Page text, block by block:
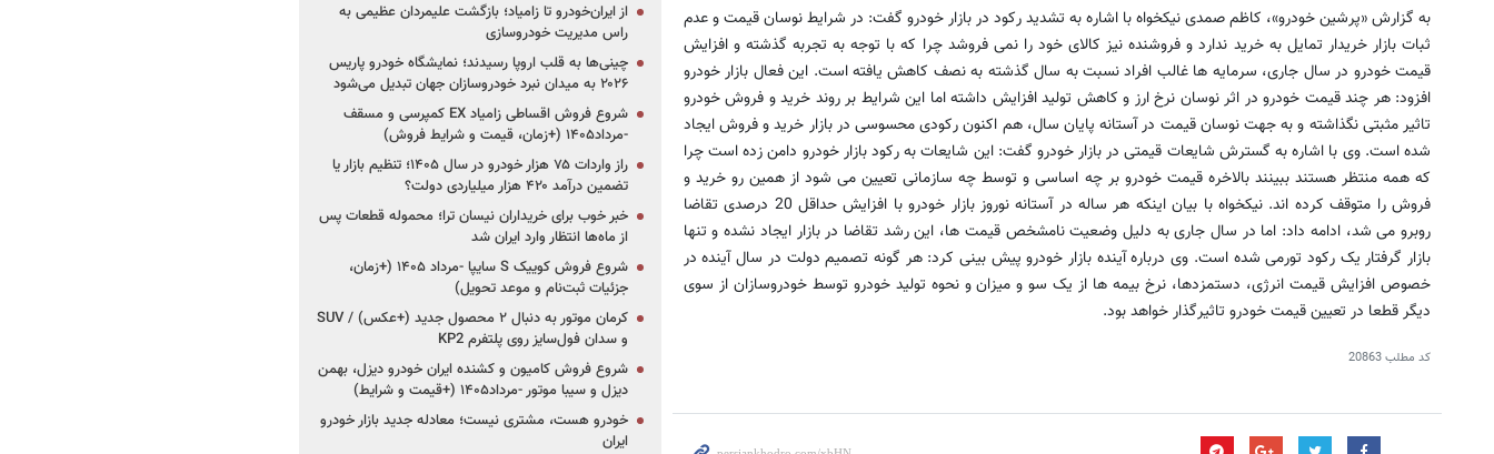
به گزارش «پرشین خودرو»، کاظم صمدی نیکخواه با اشاره به تشدید رکود در بازار خودرو گفت: در شرایط نوسان قیمت و عدم
ثبات بازار خریدار تمایل به خرید ندارد و فروشنده نیز کالای خود را نمی فروشد چرا که با توجه به تجربه گذشته و افزایش
قیمت خودرو در سال جاری، سرمایه ها غالب افراد نسبت به سال گذشته به نصف کاهش یافته است. این فعال بازار خودرو
افزود: هر چند قیمت خودرو در اثر نوسان نرخ ارز و کاهش تولید افزایش داشته اما این شرایط بر روند خرید و فروش خودرو
تاثیر مثبتی نگذاشته و به جهت نوسان قیمت در آستانه پایان سال، هم اکنون رکودی محسوسی در بازار خرید و فروش ایجاد
شده است. وی با اشاره به گسترش شایعات قیمتی در بازار خودرو گفت: این شایعات به رکود بازار خودرو دامن زده است چرا
که همه منتظر هستند ببینند بالاخره قیمت خودرو بر چه اساسی و توسط چه سازمانی تعیین می شود از همین رو خرید و
فروش را متوقف کرده اند. نیکخواه با بیان اینکه هر ساله در آستانه نوروز بازار خودرو با افزایش حداقل 20 درصدی تقاضا
روبرو می شد، ادامه داد: اما در سال جاری به دلیل وضعیت نامشخص قیمت ها، این رشد تقاضا در بازار ایجاد نشده و تنها
بازار گرفتار یک رکود تورمی شده است. وی درباره آینده بازار خودرو پیش بینی کرد: هر گونه تصمیم دولت در سال آینده در
خصوص افزایش قیمت انرژی، دستمزدها، نرخ بیمه ها از یک سو و میزان و نحوه تولید خودرو توسط خودروسازان از سوی
دیگر قطعا در تعیین قیمت خودرو تاثیرگذار خواهد بود.
کد مطلب20863
از ایران‌خودرو تا زامیاد؛ بازگشت علیمردان عظیمی به
راس مدیریت خودروسازی
چینی‌ها به قلب اروپا رسیدند؛ نمایشگاه خودرو پاریس
۲۰۲۶ به میدان نبرد خودروسازان جهان تبدیل می‌شود
شروع فروش اقساطی زامیاد EX کمپرسی و مسقف
-مرداد۱۴۰۵ (+زمان، قیمت و شرایط فروش)
راز واردات ۷۵ هزار خودرو در سال ۱۴۰۵؛ تنظیم بازار یا
تضمین درآمد ۴۲۰ هزار میلیاردی دولت؟
خبر خوب برای خریداران نیسان ترا؛ محموله قطعات پس
از ماه‌ها انتظار وارد ایران شد
شروع فروش کوییک S سایپا -مرداد ۱۴۰۵ (+زمان،
جزئیات ثبت‌نام و موعد تحویل)
کرمان موتور به دنبال ۲ محصول جدید (+عکس) / SUV
و سدان فول‌سایز روی پلتفرم KP2
شروع فروش کامیون و کشنده ایران خودرو دیزل، بهمن
دیزل و سیبا موتور -مرداد۱۴۰۵ (+قیمت و شرایط)
خودرو هست، مشتری نیست؛ معادله جدید بازار خودرو
ایران